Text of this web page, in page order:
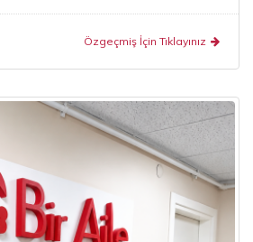
Özgeçmiş İçin Tıklayınız